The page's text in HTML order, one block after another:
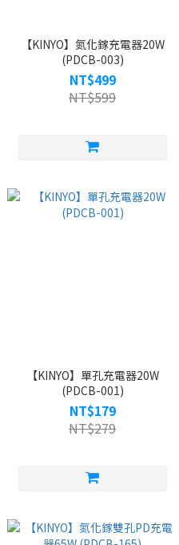
【KINYO】氮化鎵充電器20W
(PDCB-003)
NT$499
NT$599
【KINYO】單孔充電器20W
(PDCB-001)
NT$179
NT$279